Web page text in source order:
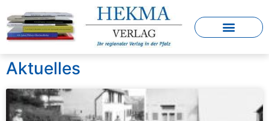
Aktuelles